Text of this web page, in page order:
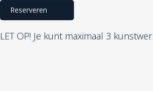
Reserveren
LET OP! Je kunt maximaal 3